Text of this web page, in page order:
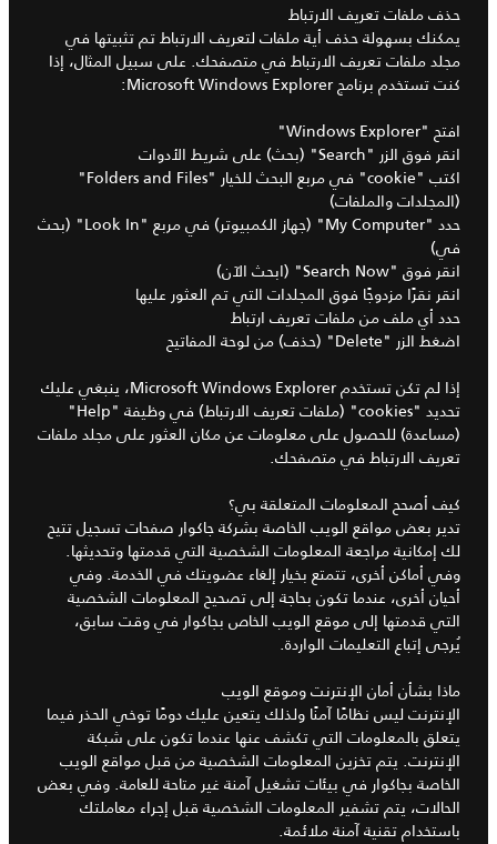
حذف ملفات تعريف الارتباط
يمكنك بسهولة حذف أية ملفات لتعريف الارتباط تم تثبيتها في
مجلد ملفات تعريف الارتباط في متصفحك. على سبيل المثال، إذا
كنت تستخدم برنامج Microsoft Windows Explorer:
افتح "Windows Explorer"
انقر فوق الزر "Search" (بحث) على شريط الأدوات
اكتب "cookie" في مربع البحث للخيار "Folders and Files"
(المجلدات والملفات)
حدد "My Computer" (جهاز الكمبيوتر) في مربع "Look In" (بحث
في)
انقر فوق "Search Now" (ابحث الآن)
انقر نقرًا مزدوجًا فوق المجلدات التي تم العثور عليها
حدد أي ملف من ملفات تعريف ارتباط
اضغط الزر "Delete" (حذف) من لوحة المفاتيح
إذا لم تكن تستخدم Microsoft Windows Explorer، ينبغي عليك
تحديد "cookies" (ملفات تعريف الارتباط) في وظيفة "Help"
(مساعدة) للحصول على معلومات عن مكان العثور على مجلد ملفات
تعريف الارتباط في متصفحك.
كيف أصحح المعلومات المتعلقة بي؟
تدير بعض مواقع الويب الخاصة بشركة جاكوار صفحات تسجيل تتيح
لك إمكانية مراجعة المعلومات الشخصية التي قدمتها وتحديثها.
وفي أماكن أخرى، تتمتع بخيار إلغاء عضويتك في الخدمة. وفي
أحيان أخرى، عندما تكون بحاجة إلى تصحيح المعلومات الشخصية
التي قدمتها إلى موقع الويب الخاص بجاكوار في وقت سابق،
يُرجى إتباع التعليمات الواردة.
ماذا بشأن أمان الإنترنت وموقع الويب
الإنترنت ليس نظامًا آمنًا ولذلك يتعين عليك دومًا توخي الحذر فيما
يتعلق بالمعلومات التي تكشف عنها عندما تكون على شبكة
الإنترنت. يتم تخزين المعلومات الشخصية من قبل مواقع الويب
الخاصة بجاكوار في بيئات تشغيل آمنة غير متاحة للعامة. وفي بعض
الحالات، يتم تشفير المعلومات الشخصية قبل إجراء معاملتك
باستخدام تقنية آمنة ملائمة.